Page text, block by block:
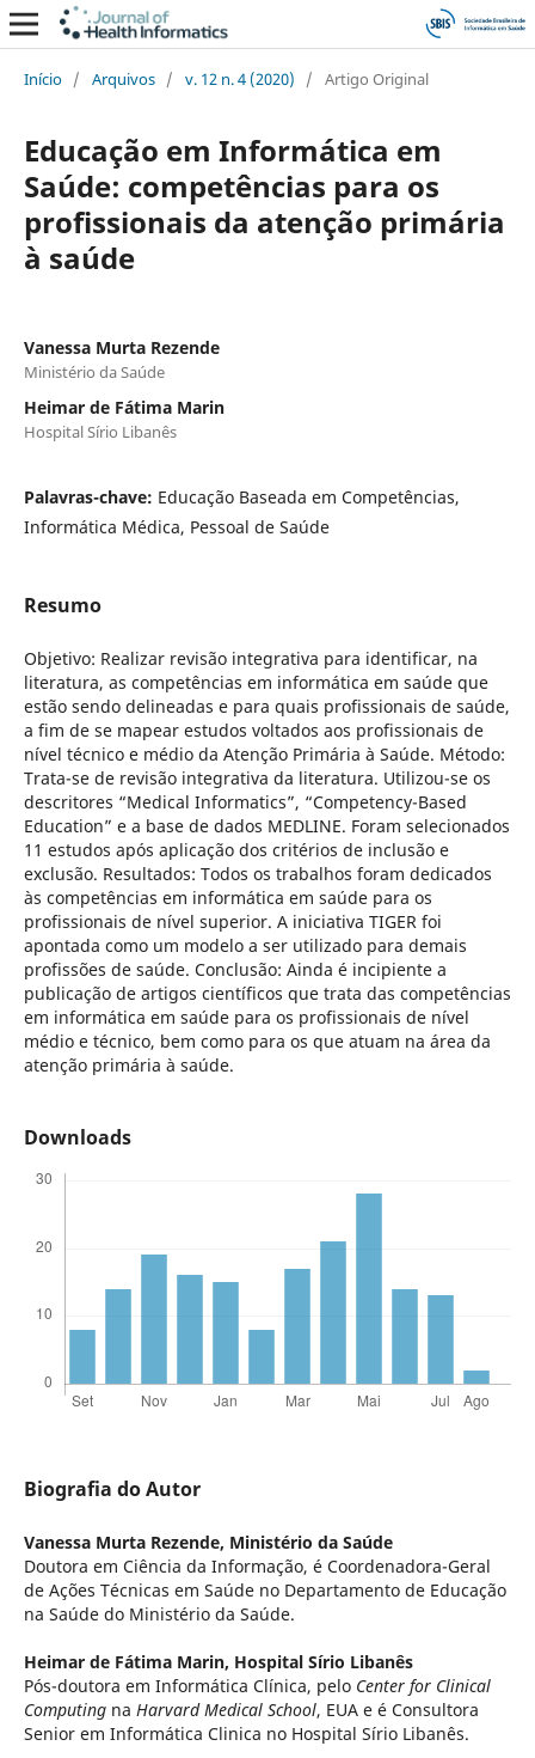
Início / Arquivos / v. 12 n. 4 (2020) / Artigo Original
Educação em Informática em
Saúde: competências para os
profissionais da atenção primária
à saúde
Vanessa Murta Rezende
Ministério da Saúde
Heimar de Fátima Marin
Hospital Sírio Libanês
Palavras-chave: Educação Baseada em Competências,
Informática Médica, Pessoal de Saúde
Resumo
Objetivo: Realizar revisão integrativa para identificar, na
literatura, as competências em informática em saúde que
estão sendo delineadas e para quais profissionais de saúde,
a fim de se mapear estudos voltados aos profissionais de
nível técnico e médio da Atenção Primária à Saúde. Método:
Trata-se de revisão integrativa da literatura. Utilizou-se os
descritores “Medical Informatics”, “Competency-Based
Education” e a base de dados MEDLINE. Foram selecionados
11 estudos após aplicação dos critérios de inclusão e
exclusão. Resultados: Todos os trabalhos foram dedicados
às competências em informática em saúde para os
profissionais de nível superior. A iniciativa TIGER foi
apontada como um modelo a ser utilizado para demais
profissões de saúde. Conclusão: Ainda é incipiente a
publicação de artigos científicos que trata das competências
em informática em saúde para os profissionais de nível
médio e técnico, bem como para os que atuam na área da
atenção primária à saúde.
Downloads
Biografia do Autor
Vanessa Murta Rezende, Ministério da Saúde
Doutora em Ciência da Informação, é Coordenadora-Geral
de Ações Técnicas em Saúde no Departamento de Educação
na Saúde do Ministério da Saúde.
Heimar de Fátima Marin, Hospital Sírio Libanês
Pós-doutora em Informática Clínica, pelo Center for Clinical
Computingna Harvard Medical School, EUA e é Consultora
Senior em Informática Clinica no Hospital Sírio Libanês.